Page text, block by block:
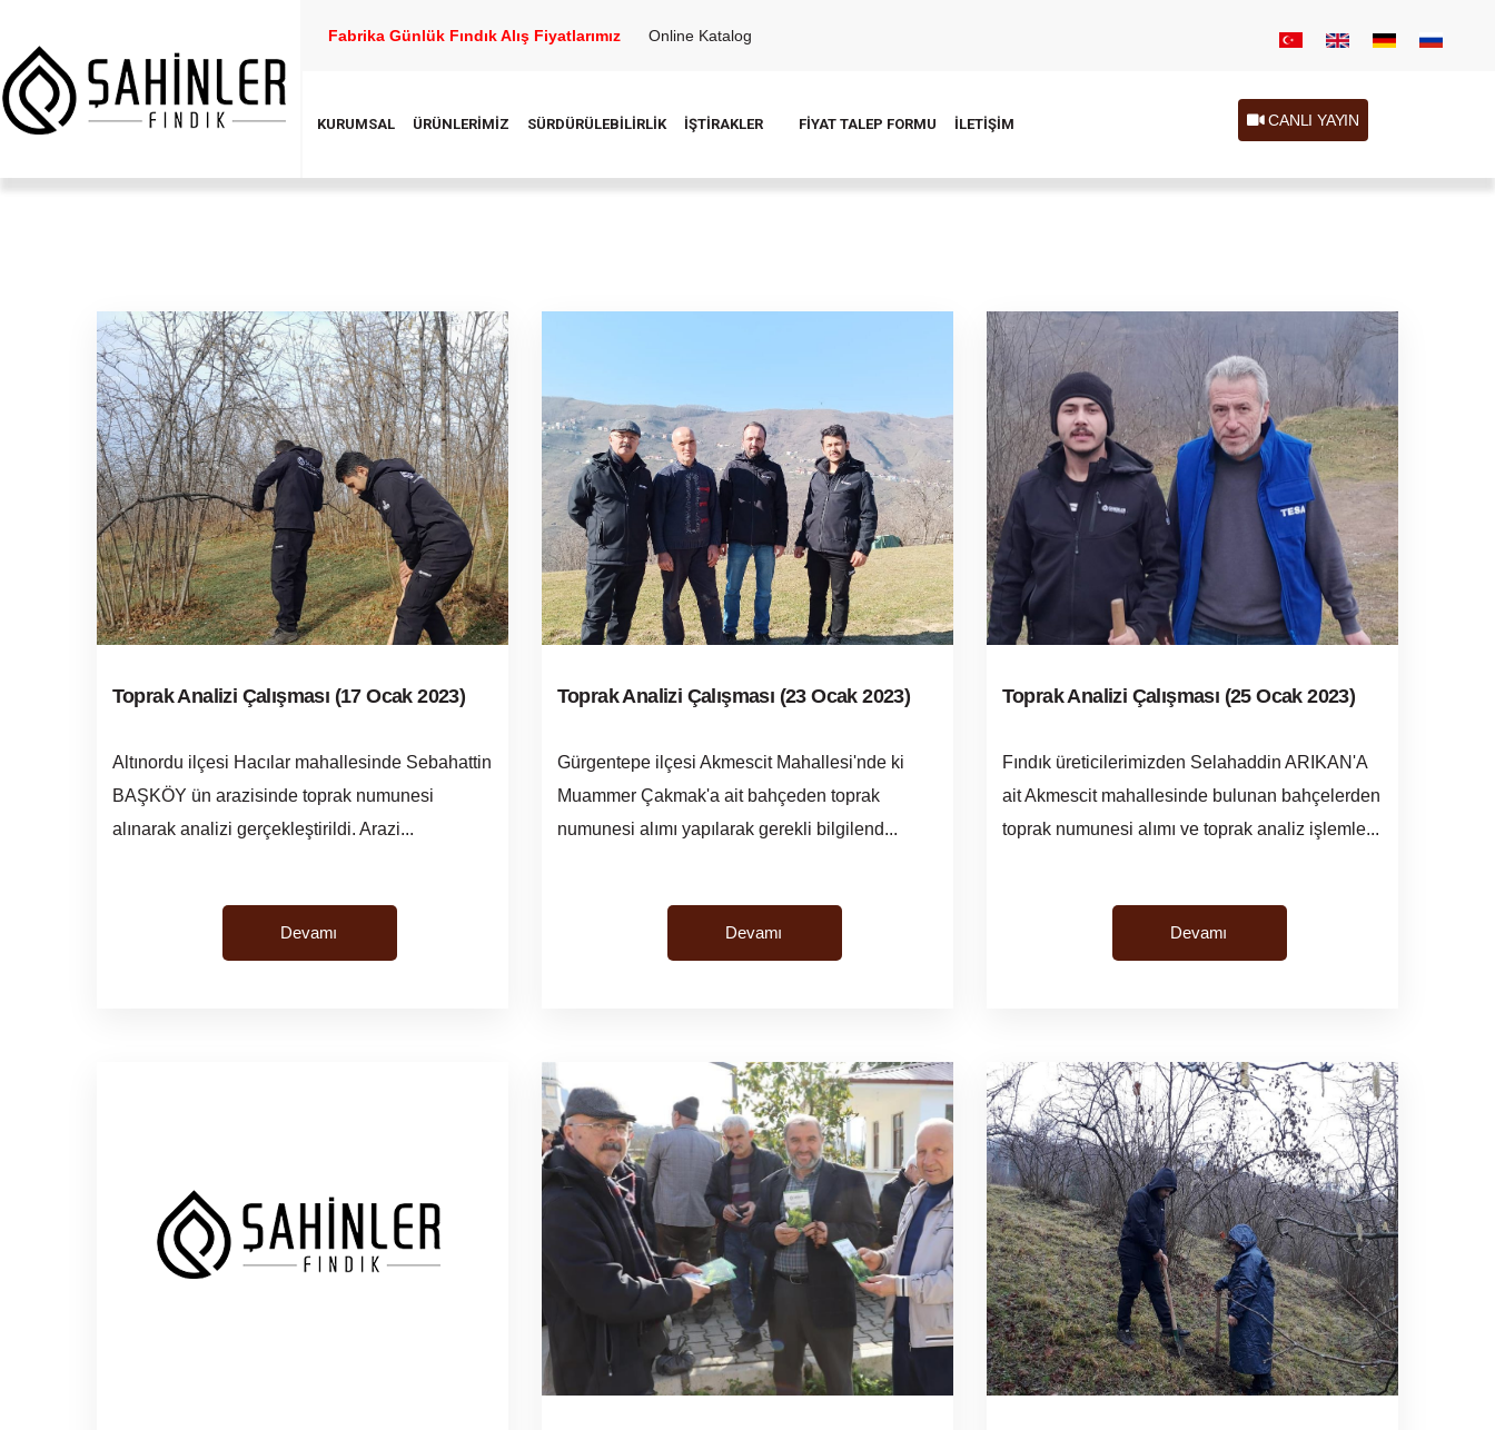
Fabrika Günlük Fındık Alış Fiyatlarımız Online Katalog
KURUMSAL ÜRÜNLERİMİZ SÜRDÜRÜLEBİLİRLİK İŞTİRAKLER FİYAT TALEP FORMU İLETİŞİM CANLI YAYIN
Toprak Analizi Çalışması (17 Ocak 2023)
Altınordu ilçesi Hacılar mahallesinde Sebahattin
BAŞKÖY ün arazisinde toprak numunesi
alınarak analizi gerçekleştirildi. Arazi...
Devamı
Toprak Analizi Çalışması (23 Ocak 2023)
Gürgentepe ilçesi Akmescit Mahallesi'nde ki
Muammer Çakmak'a ait bahçeden toprak
numunesi alımı yapılarak gerekli bilgilend...
Devamı
Toprak Analizi Çalışması (25 Ocak 2023)
Fındık üreticilerimizden Selahaddin ARIKAN'A
ait Akmescit mahallesinde bulunan bahçelerden
toprak numunesi alımı ve toprak analiz işlemle...
Devamı